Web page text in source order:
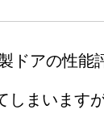
ドアの性能
しまいます